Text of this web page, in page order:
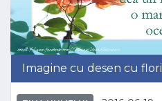
Imagine cu desen cu flori